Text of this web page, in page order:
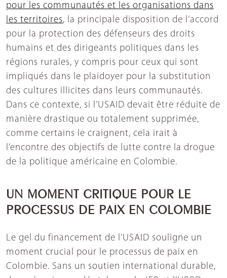
pour les communautés et les organisations dans
les territoires, la principale disposition de l’accord
pour la protection des défenseurs des droits
humains et des dirigeants politiques dans les
régions rurales, y compris pour ceux qui sont
impliqués dans le plaidoyer pour la substitution
des cultures illicites dans leurs communautés.
Dans ce contexte, si l’USAID devait être réduite de
manière drastique ou totalement supprimée,
comme certains le craignent, cela irait à
l’encontre des objectifs de lutte contre la drogue
de la politique américaine en Colombie.
UN MOMENT CRITIQUE POUR LE
PROCESSUS DE PAIX EN COLOMBIE
Le gel du financement de l’USAID souligne un
moment crucial pour le processus de paix en
Colombie. Sans un soutien international durable,